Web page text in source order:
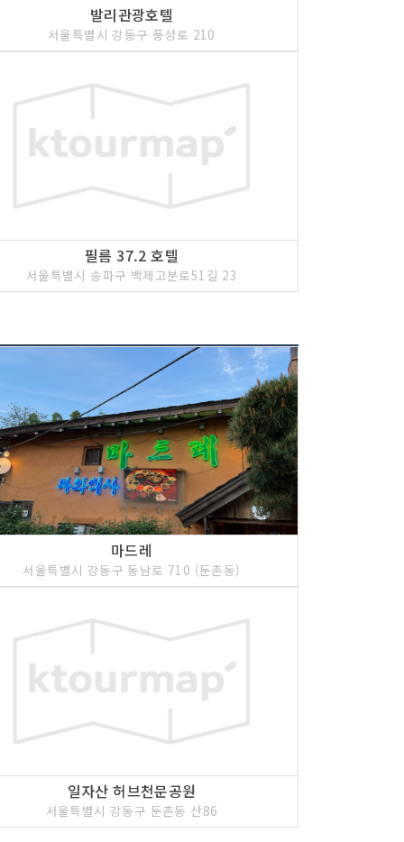
발리관광호텔
서울특별시 강동구 풍성로 210
필름 37.2 호텔
서울특별시 송파구 백제고분로51길 23
마드레
서울특별시 강동구 동남로 710 (둔촌동)
일자산 허브천문공원
서울특별시 강동구 둔촌동 산86